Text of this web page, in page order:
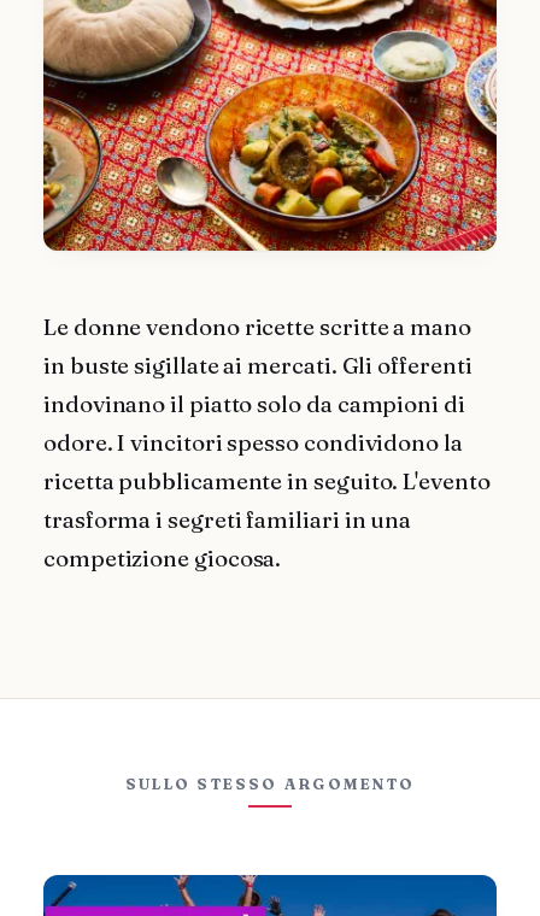
Le donne vendono ricette scritte a mano
in buste sigillate ai mercati. Gli offerenti
indovinano il piatto solo da campioni di
odore. I vincitori spesso condividono la
ricetta pubblicamente in seguito. L'evento
trasforma i segreti familiari in una
competizione giocosa.
SULLO STESSO ARGOMENTO